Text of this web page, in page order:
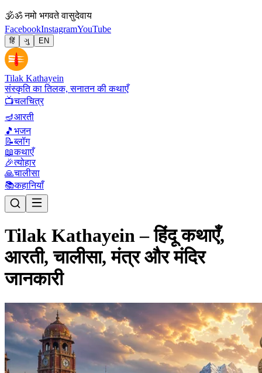
🕉ॐ नमो भगवते वासुदेवाय
FacebookInstagramYouTube
हिं ગુ EN
Tilak Kathayein
संस्कृति का तिलक, सनातन की कथाएँ
📺चलचित्र
🪔आरती
🎵 भजन
📝ब्लॉग
📖कथाएँ
🎉त्योहार
🙏चालीसा
📚कहानियाँ
Tilak Kathayein – हिंदू कथाएँ,
आरती, चालीसा, मंत्र और मंदिर
जानकारी